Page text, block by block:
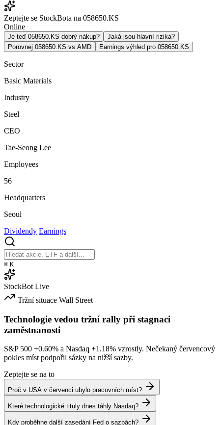
Zeptejte se StockBota na 058650.KS
Online
Je teď 058650.KS dobrý nákup?
Jaká jsou hlavní rizika?
Porovnej 058650.KS vs AMD
Earnings výhled pro 058650.KS
Sector
Basic Materials
Industry
Steel
CEO
Tae-Seong Lee
Employees
56
Headquarters
Seoul
Dividendy Earnings
⌘ K
StockBot Live
Tržní situace Wall Street
Technologie vedou tržní rally při stagnaci
zaměstnanosti
S&P 500 +0.60% a Nasdaq +1.18% vzrostly. Nečekaný červencový
pokles míst podpořil sázky na nižší sazby.
Zeptejte se na to
Proč v USA v červenci ubylo pracovních míst?
Které technologické tituly dnes táhly Nasdaq?
Kdy proběhne další zasedání Fed o sazbách?